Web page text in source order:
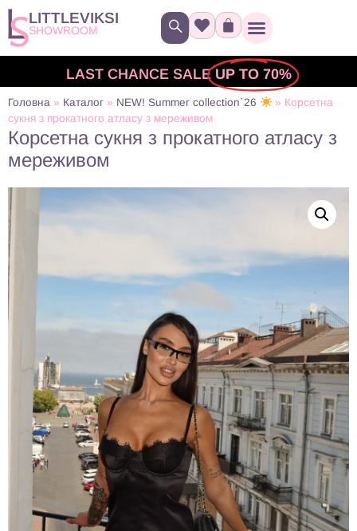
LITTLEVIKSI
SHOWROOM
LAST CHANCE SALE UP TO 70%
Головна » Каталог » NEW! Summer collection`26 » Корсетна
сукня з прокатного атласу з мереживом
Корсетна сукня з прокатного атласу з
мереживом